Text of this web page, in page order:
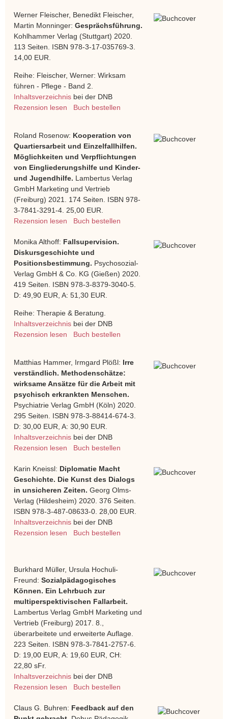
Werner Fleischer, Benedikt Fleischer,
Martin Monninger: Gesprächsführung.
Kohlhammer Verlag (Stuttgart) 2020.
113 Seiten. ISBN 978-3-17-035769-3.
14,00 EUR.
Reihe: Fleischer, Werner: Wirksam
führen - Pflege - Band 2.
Inhaltsverzeichnis bei der DNB
Rezension lesen
Buch bestellen
Roland Rosenow: Kooperation von
Quartiersarbeit und Einzelfallhilfen.
Möglichkeiten und Verpflichtungen
von Eingliederungshilfe und Kinder-
und Jugendhilfe. Lambertus Verlag
GmbH Marketing und Vertrieb
(Freiburg) 2021. 174 Seiten. ISBN 978-
3-7841-3291-4. 25,00 EUR.
Rezension lesen
Buch bestellen
Monika Althoff: Fallsupervision.
Diskursgeschichte und
Positionsbestimmung. Psychosozial-
Verlag GmbH & Co. KG (Gießen) 2020.
419 Seiten. ISBN 978-3-8379-3040-5.
D: 49,90 EUR, A: 51,30 EUR.
Reihe: Therapie & Beratung.
Inhaltsverzeichnis bei der DNB
Rezension lesen
Buch bestellen
Matthias Hammer, Irmgard Plößl: Irre
verständlich. Methodenschätze:
wirksame Ansätze für die Arbeit mit
psychisch erkrankten Menschen.
Psychiatrie Verlag GmbH (Köln) 2020.
295 Seiten. ISBN 978-3-88414-674-3.
D: 30,00 EUR, A: 30,90 EUR.
Inhaltsverzeichnis bei der DNB
Rezension lesen
Buch bestellen
Karin Kneissl: Diplomatie Macht
Geschichte. Die Kunst des Dialogs
in unsicheren Zeiten. Georg Olms-
Verlag (Hildesheim) 2020. 376 Seiten.
ISBN 978-3-487-08633-0. 28,00 EUR.
Inhaltsverzeichnis bei der DNB
Rezension lesen
Buch bestellen
Burkhard Müller, Ursula Hochuli-
Freund: Sozialpädagogisches
Können. Ein Lehrbuch zur
multiperspektivischen Fallarbeit.
Lambertus Verlag GmbH Marketing und
Vertrieb (Freiburg) 2017. 8.,
überarbeitete und erweiterte Auflage.
223 Seiten. ISBN 978-3-7841-2757-6.
D: 19,00 EUR, A: 19,60 EUR, CH:
22,80 sFr.
Inhaltsverzeichnis bei der DNB
Rezension lesen
Buch bestellen
Claus G. Buhren: Feedback auf den